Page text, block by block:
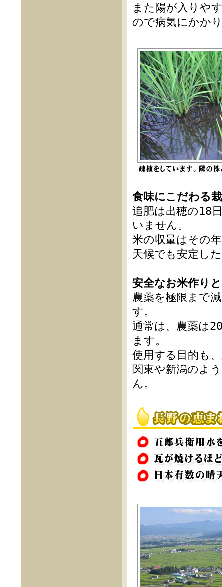
また陽が入りや
ので病気にかか
食味にこだわる
追肥は出穂の18
いません。
米の収量はその
天候でも安定し
安全なお米作り
農薬を極限まで
す。
通常は、農薬は
ます。
使用する目的も
関東や新潟のよ
ん。